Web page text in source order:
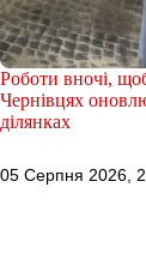
Роботи вночі,
Чернівцях
ділянках
05 Серпня 2026,